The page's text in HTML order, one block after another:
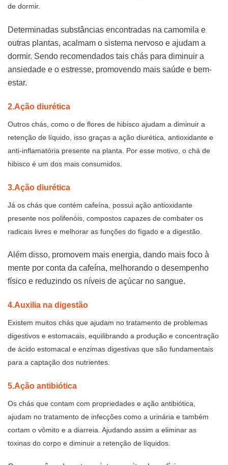
de dormir.
Determinadas substâncias encontradas na camomila e
outras plantas, acalmam o sistema nervoso e ajudam a
dormir. Sendo recomendados tais chás para diminuir a
ansiedade e o estresse, promovendo mais saúde e bem-
estar.
2.Ação diurética
Outros chás, como o de flores de hibisco ajudam a diminuir a
retenção de líquido, isso graças a ação diurética, antioxidante e
anti-inflamatória presente na planta. Por esse motivo, o chá de
hibisco é um dos mais consumidos.
3.Ação diurética
Já os chás que contém cafeína, possui ação antioxidante
presente nos polifenóis, compostos capazes de combater os
radicais livres e melhorar as funções do fígado e a digestão.
Além disso, promovem mais energia, dando mais foco à
mente por conta da cafeína, melhorando o desempenho
físico e reduzindo os níveis de açúcar no sangue.
4.Auxilia na digestão
Existem muitos chás que ajudam no tratamento de problemas
digestivos e estomacais, equilibrando a produção e concentração
de ácido estomacal e enzimas digestivas que são fundamentais
para a captação dos nutrientes.
5.Ação antibiótica
Os chás que contam com propriedades e ação antibiótica,
ajudam no tratamento de infecções como a urinária e também
cortam o vômito e a diarreia. Ajudando assim a eliminar as
toxinas do corpo e diminuir a retenção de líquidos.